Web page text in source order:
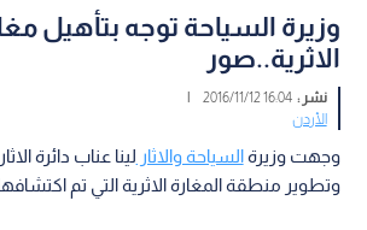
وزيرة السياحة توجه بتأهيل
الاثرية..صور
نشر :16:04 2016/11/12
|
الأردن
وجهت وزيرةالسياحة والاثار لينا عناب دائرة
وتطوير منطقة المغارة الاثرية التي تم